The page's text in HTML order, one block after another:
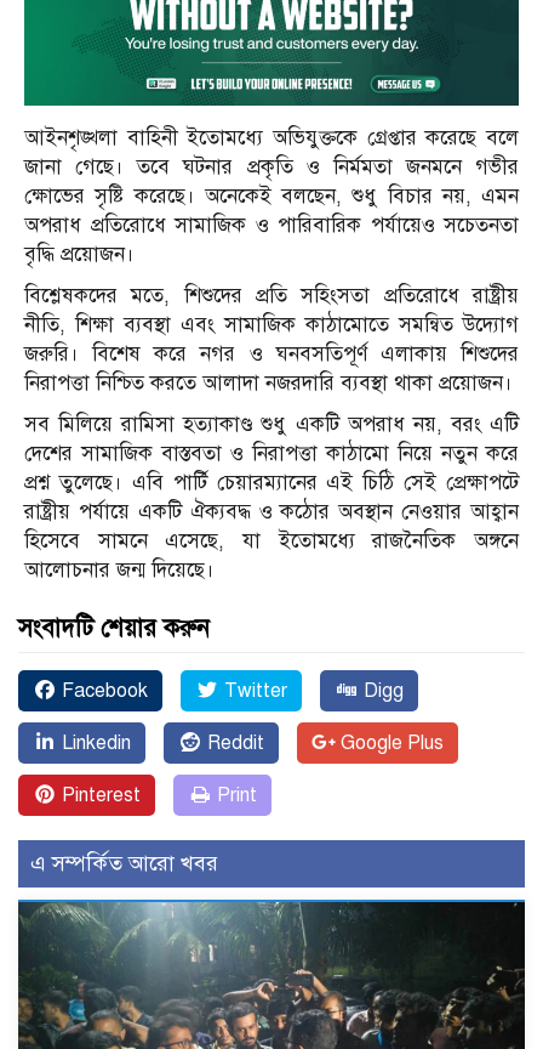
আইনশৃঙ্খলা বাহিনী ইতোমধ্যে অভিযুক্তকে গ্রেপ্তার করেছে বলে
জানা গেছে। তবে ঘটনার প্রকৃতি ও নির্মমতা জনমনে গভীর
ক্ষোভের সৃষ্টি করেছে। অনেকেই বলছেন, শুধু বিচার নয়, এমন
অপরাধ প্রতিরোধে সামাজিক ও পারিবারিক পর্যায়েও সচেতনতা
বৃদ্ধি প্রয়োজন।
বিশ্লেষকদের মতে, শিশুদের প্রতি সহিংসতা প্রতিরোধে রাষ্ট্রীয়
নীতি, শিক্ষা ব্যবস্থা এবং সামাজিক কাঠামোতে সমন্বিত উদ্যোগ
জরুরি। বিশেষ করে নগর ও ঘনবসতিপূর্ণ এলাকায় শিশুদের
নিরাপত্তা নিশ্চিত করতে আলাদা নজরদারি ব্যবস্থা থাকা প্রয়োজন।
সব মিলিয়ে রামিসা হত্যাকাণ্ড শুধু একটি অপরাধ নয়, বরং এটি
দেশের সামাজিক বাস্তবতা ও নিরাপত্তা কাঠামো নিয়ে নতুন করে
প্রশ্ন তুলেছে। এবি পার্টি চেয়ারম্যানের এই চিঠি সেই প্রেক্ষাপটে
রাষ্ট্রীয় পর্যায়ে একটি ঐক্যবদ্ধ ও কঠোর অবস্থান নেওয়ার আহ্বান
হিসেবে সামনে এসেছে, যা ইতোমধ্যে রাজনৈতিক অঙ্গনে
আলোচনার জন্ম দিয়েছে।
সংবাদটি শেয়ার করুন
Facebook Twitter Digg
Linkedin Reddit Google Plus
Pinterest Print
এ সম্পর্কিত আরো খবর